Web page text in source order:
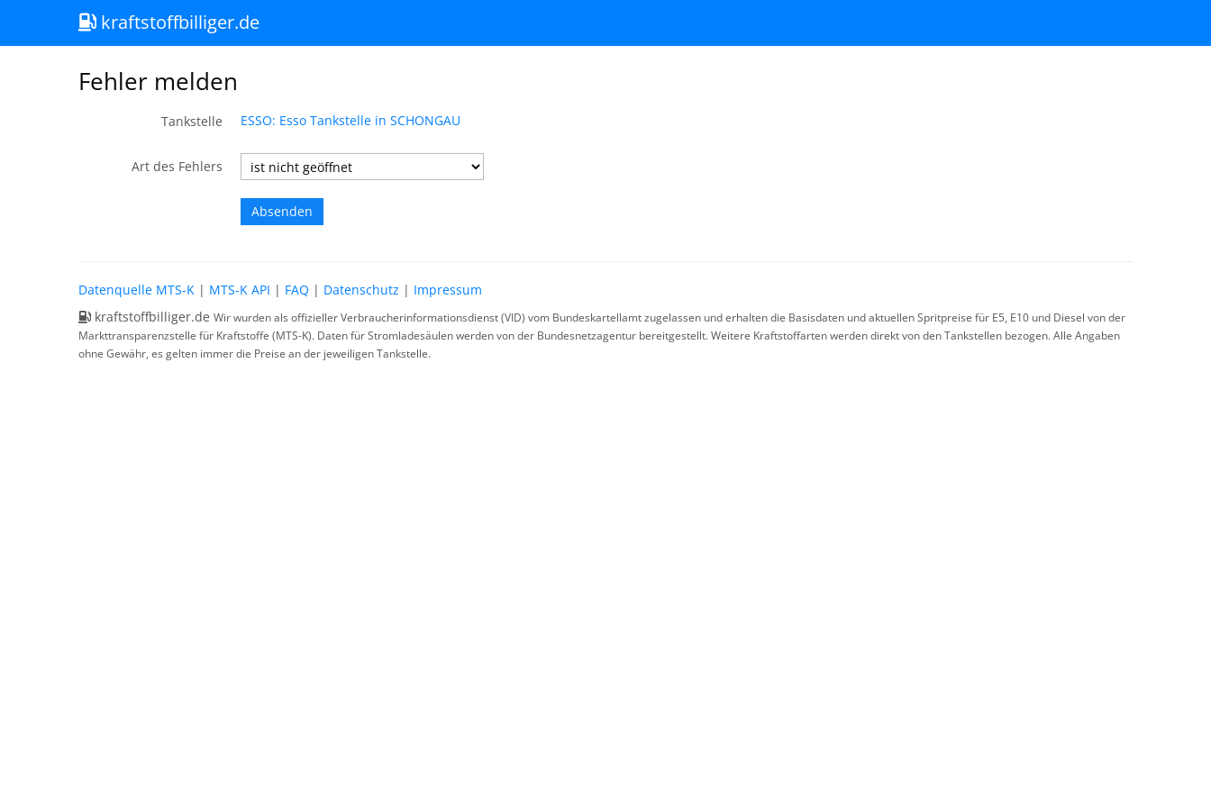
kraftstoffbilliger.de
Fehler melden
Tankstelle ESSO: Esso Tankstelle in SCHONGAU
Art des Fehlers
Datenquelle MTS-K | MTS-K API | FAQ | Datenschutz | Impressum
kraftstoffbilliger.de Wir wurden als offizieller Verbraucherinformationsdienst (VID) vom Bundeskartellamt zugelassen und erhalten die Basisdaten und aktuellen Spritpreise für E5, E10 und Diesel von der
Markttransparenzstelle für Kraftstoffe (MTS-K). Daten für Stromladesäulen werden von der Bundesnetzagentur bereitgestellt. Weitere Kraftstoffarten werden direkt von den Tankstellen bezogen. Alle Angaben
ohne Gewähr, es gelten immer die Preise an der jeweiligen Tankstelle.